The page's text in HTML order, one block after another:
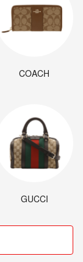
COACH
GUCCI